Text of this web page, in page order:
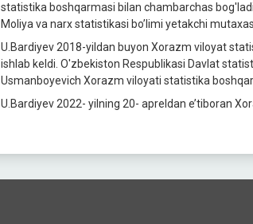
statistika boshqarmasi bilan chambarchas
Moliya va narx statistikasi bo’limi yetakchi
U.Bardiyev 2018-yildan buyon Xorazm viloyat
ishlab keldi. O'zbekiston Respublikasi Davlat
Usmanboyevich Xorazm viloyati statistika
U.Bardiyev 2022- yilning 20- apreldan e’tiboran